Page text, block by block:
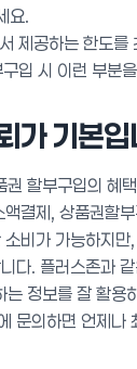
요.
제공하는 한도를
입 시 이런 부분
가 기본
할부구입의 혜
결제, 상품권할
비가 가능하지
다. 플러스존과
정보를 잘 활용
문의하면 언제나